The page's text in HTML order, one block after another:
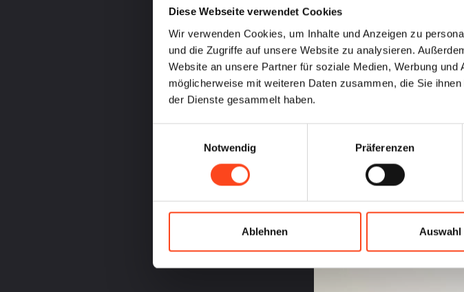
Diese Webseite verwendet Cookies
Wir verwenden Cookies, um Inhalte und Anzeigen zu
und die Zugriffe auf unsere Website zu analysieren.
Website an unsere Partner für soziale Medien, Werbung
möglicherweise mit weiteren Daten zusammen, die Sie
der Dienste gesammelt haben.
Notwendig
Präferenzen
Ablehnen Auswahl